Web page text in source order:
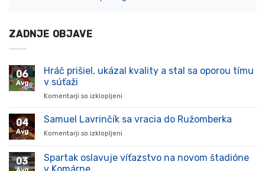
ZADNJE OBJAVE
06
Avg
Hráč prišiel, ukázal kvality a stal sa oporou tímu
v súťaži
Komentarji so izklopljeni
prišiel,
stal
04
Avg
Samuel Lavrinčík sa vracia do Ružomberka
Komentarji so izklopljeni
Lavrinčík
sa
03
Spartak oslavuje víťazstvo na novom štadióne